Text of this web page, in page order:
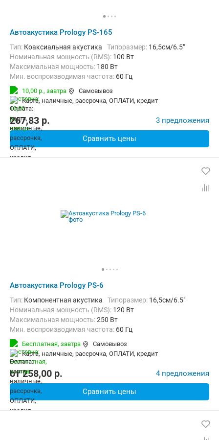
Автоакустика Prology PS-165
тип: Коаксиальная акустика Типоразмер: 16,5см/6.5"
Номинальная мощность (RMS): 100 Вт
Максимальная мощность: 180 Вт
Мин. воспроизводимая частота: 60 Гц
Макс. воспроизводимая частота:
10,00 р., завтра
Самовывоз
карта, наличные, рассрочка, ОПЛАТИ, кредит
267,83 p. 3 предложения
Сравнить цены
Автоакустика Prology PS-6
тип: Компонентная акустика Типоразмер: 16,5см/6.5"
Номинальная мощность (RMS): 120 Вт
Максимальная мощность:250 Вт
Мин. воспроизводимая частота: 60 Гц
Макс. воспроизводимая частота:
Бесплатная, завтра
Самовывоз
карта, наличные, рассрочка, ОПЛАТИ, кредит
от258,00 p. 4 предложения
Сравнить цены